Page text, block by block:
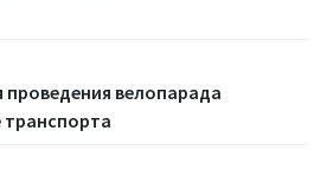
проведения велопарада